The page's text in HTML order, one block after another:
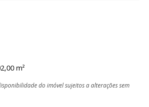
m²
do imóvel sujeitos a alterações sem